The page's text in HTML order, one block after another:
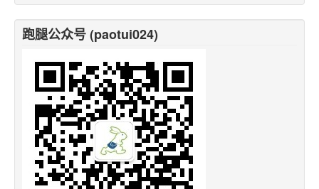
跑腿公众号 (paotui024)